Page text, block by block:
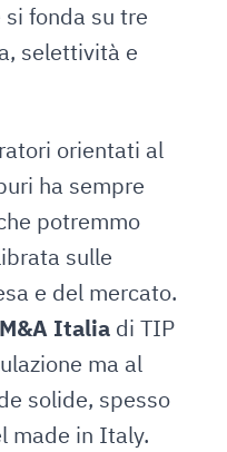
fonda su tre
selettività e
orientati al
ha sempre
potremmo
sulle
e del mercato.
Italia di TIP
ma al
solide, spesso
made in Italy.